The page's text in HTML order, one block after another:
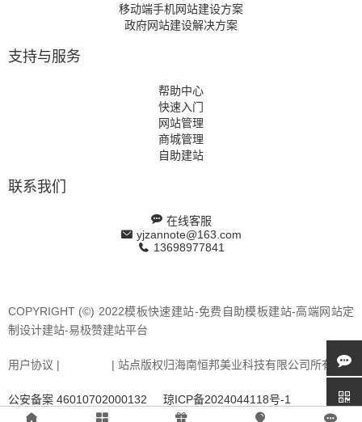
移动端手机网站建设方案
政府网站建设解决方案
支持与服务
帮助中心
快速入门
网站管理
商城管理
自助建站
联系我们
在线客服
yjzannote@163.com
13698977841
COPYRIGHT (©) 2022模板快速建站-免费自助模板建站-高端网站定
制设计建站-易极赞建站平台
用户协议 | | 站点版权归海南恒邦美业科技有限公司所有
公安备案 46010702000132 琼ICP备2024044118号-1